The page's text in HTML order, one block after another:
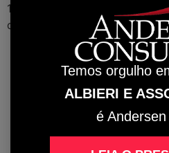
1,00% para que se tenha uma
desvantagem.
Temos orgulho
ALBIERI E
é